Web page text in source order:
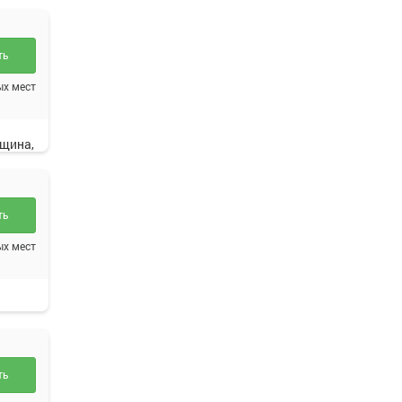
мест
мест